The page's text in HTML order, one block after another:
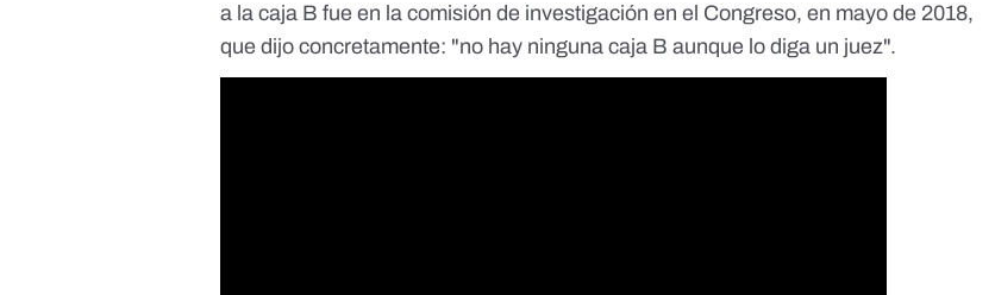
a la caja B fue en la comisión de investigación en el Congreso, en mayo de 2018,
que dijo concretamente: "no hay ninguna caja B aunque lo diga un juez".